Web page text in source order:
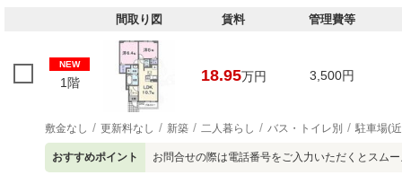
間取り図 賃料 管理費等
NEW
1階 18.95万円 3,500円
敷金なし 更新料なし 新築 二人暮らし バス・トイレ別 駐車場(
おすすめポイント お問合せの際は電話番号をご入力いただくとスム